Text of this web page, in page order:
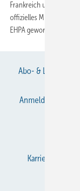
Frankreich und
offizielles Mitglied des
EHPAgeworden.
Abo- & Leserservice
Anmelden
Karriere bei